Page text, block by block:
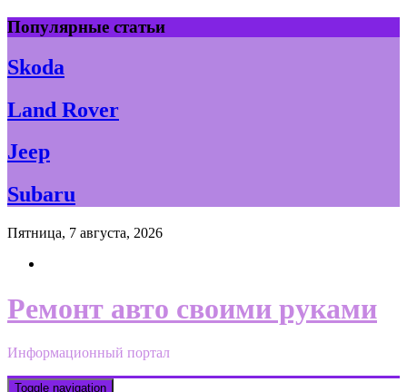
Skip
to
content
Популярные статьи
Skoda
Land Rover
Jeep
Subaru
Пятница, 7 августа, 2026
Ремонт авто своими руками
Информационный портал
Toggle navigation